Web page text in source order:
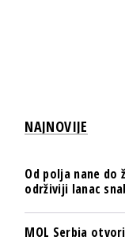
NAJNOVIJE
Od polja nane do
održiviji lanac
MOL Serbia